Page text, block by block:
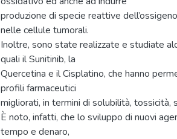
produzione di specie reattive
nelle cellule tumorali.
Inoltre, sono state realizzate e studiate
quali il Sunitinib, la
Quercetina e il Cisplatino, che hanno
profili farmaceutici
migliorati, in termini di solubilità, tossicità,
È noto, infatti, che lo sviluppo di nuovi
tempo e denaro,